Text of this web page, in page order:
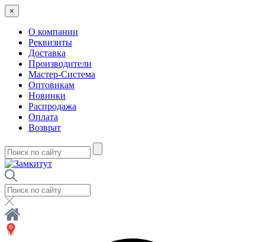
×
О компании
Реквизиты
Доставка
Производители
Мастер-Система
Оптовикам
Новинки
Распродажа
Оплата
Возврат